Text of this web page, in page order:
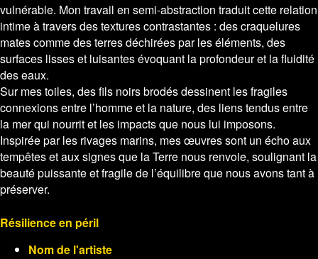
vulnérable. Mon travail en semi-abstraction traduit cette relation
intime à travers des textures contrastantes : des craquelures
mates comme des terres déchirées par les éléments, des
surfaces lisses et luisantes évoquant la profondeur et la fluidité
des eaux.
Sur mes toiles, des fils noirs brodés dessinent les fragiles
connexions entre l’homme et la nature, des liens tendus entre
la mer qui nourrit et les impacts que nous lui imposons.
Inspirée par les rivages marins, mes œuvres sont un écho aux
tempêtes et aux signes que la Terre nous renvoie, soulignant la
beauté puissante et fragile de l’équilibre que nous avons tant à
préserver.
Résilience en péril
Nom de l'artiste